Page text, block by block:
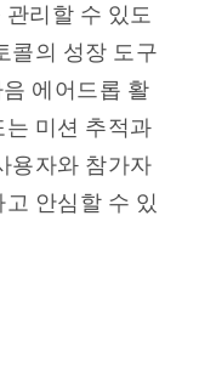
리할 수 있도
콜의 성장 도구
에어드롭 활
미션 추적과
용자와 참가자
안심할 수 있